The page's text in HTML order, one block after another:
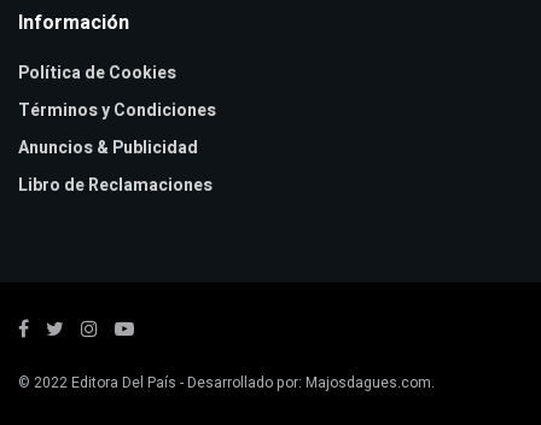
Información
Política de Cookies
Términos y Condiciones
Anuncios & Publicidad
Libro de Reclamaciones
© 2022Editora Del País - Desarrollado por: Majosdagues.com.